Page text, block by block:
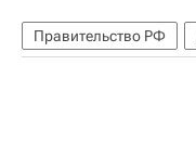
Правительство РФ